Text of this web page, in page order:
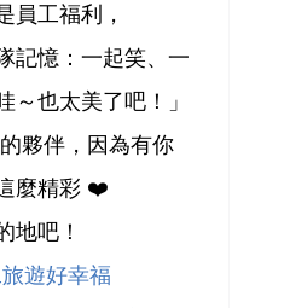
員工福利，
記憶：一起笑、一
～也太美了吧！」
夥伴，因為有你
麼精彩 ❤️
地吧！
遊好幸福